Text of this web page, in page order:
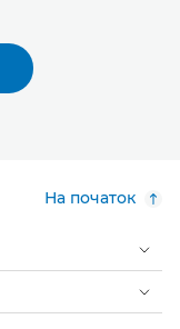
На початок